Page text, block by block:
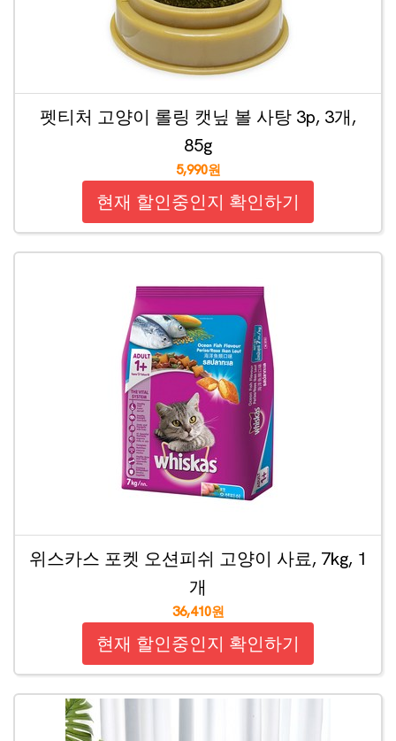
펫티처 고양이 롤링 캣닢 볼 사탕 3p, 3개,
85g
5,990원
현재 할인중인지 확인하기
위스카스 포켓 오션피쉬 고양이 사료, 7kg, 1
개
36,410원
현재 할인중인지 확인하기